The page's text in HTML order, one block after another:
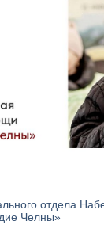
отдела
Челны»